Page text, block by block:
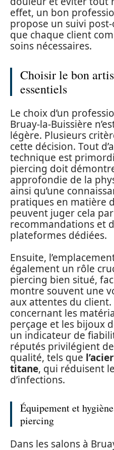
effet, un bon
propose un suivi
que chaque client
soins nécessaires.
Choisir le bon
essentiels
Le choix d’un
Bruay-la-Buissière
légère. Plusieurs
cette décision. Tout
technique est
piercing doit
approfondie de la
ainsi qu’une
pratiques en matière
peuvent juger cela
recommandations et
plateformes dédiées.
Ensuite,
également un rôle
piercing bien situé,
montre souvent une
aux attentes du
concernant les
perçage et les bijoux
un indicateur de
réputés privilégient
qualité, tels que
titane, qui réduisent
d’infections.
Équipement et
piercing
Dans les salons à